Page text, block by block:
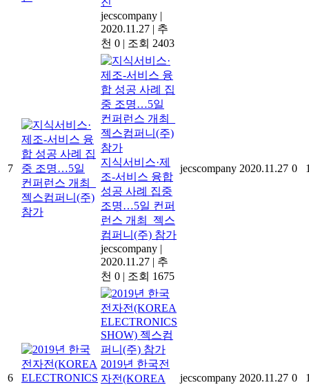
jecscompany |
2020.11.27 | 추
천 0 | 조회 2403
7
지식서비스·제
조-서비스 융합
성공 사례 집중
조명…5일 컨퍼
런스 개최_젝스
컴퍼니(주) 참가
jecscompany |
2020.11.27 | 추
천 0 | 조회 1675
jecscompany 2020.11.27 0
6
2019년 한국전
자전(KOREA
jecscompany 2020.11.27 0